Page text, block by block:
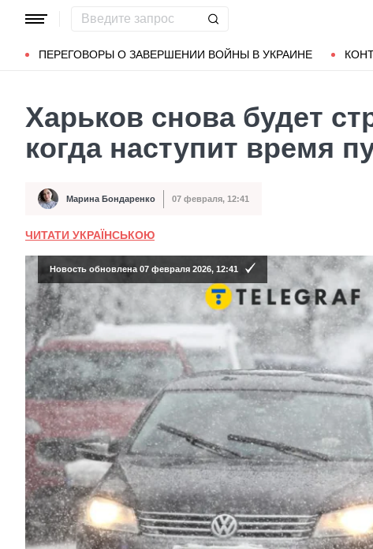
ПЕРЕГОВОРЫ О ЗАВЕРШЕНИИ ВОЙНЫ В УКРАИНЕ
Популярные запросы Мариуполь
Харьков снова будет
когда наступит время
Автор Марина Бондаренко
Дата публикации 07 февраля, 12:41
ЧИТАТИ УКРАЇНСЬКОЮ
Новость обновлена 07 февраля 2026, 12:41